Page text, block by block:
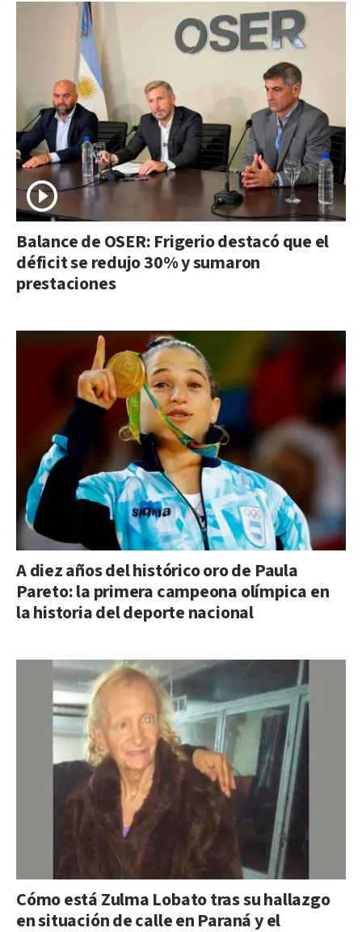
Balance de OSER: Frigerio destacó que el
déficit se redujo 30% y sumaron
prestaciones
A diez años del histórico oro de Paula
Pareto: la primera campeona olímpica en
la historia del deporte nacional
Cómo está Zulma Lobato tras su hallazgo
en situación de calle en Paraná y el